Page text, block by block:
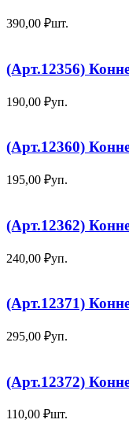
390,00 ₽шт.
(Арт.12356)
190,00 ₽уп.
(Арт.12360)
195,00 ₽уп.
(Арт.12362)
240,00 ₽уп.
(Арт.12371)
295,00 ₽уп.
(Арт.12372)
110,00 ₽шт.